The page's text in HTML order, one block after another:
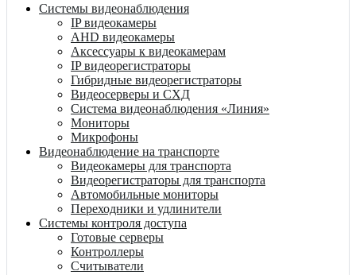
Системы видеонаблюдения
IP видеокамеры
AHD видеокамеры
Аксессуары к видеокамерам
IP видеорегистраторы
Гибридные видеорегистраторы
Видеосерверы и СХД
Система видеонаблюдения «Линия»
Мониторы
Микрофоны
Видеонаблюдение на транспорте
Видеокамеры для транспорта
Видеорегистраторы для транспорта
Автомобильные мониторы
Переходники и удлинители
Системы контроля доступа
Готовые серверы
Контроллеры
Считыватели